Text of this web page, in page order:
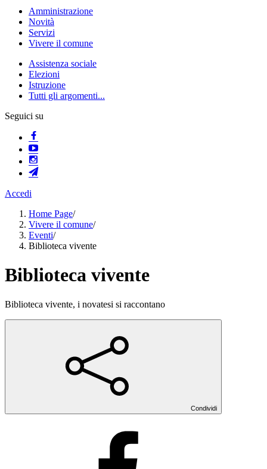
Amministrazione
Novità
Servizi
Vivere il comune
Assistenza sociale
Elezioni
Istruzione
Tutti gli argomenti...
Seguici su
Accedi
Home Page/
Vivere il comune/
Eventi/
Biblioteca vivente
Biblioteca vivente
Biblioteca vivente, i novatesi si raccontano
Condividi